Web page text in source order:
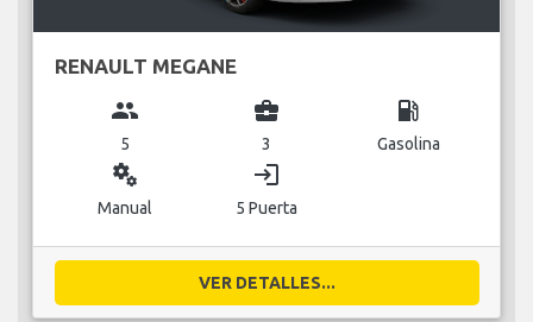
RENAULT MEGANE
group
5
business_center
3
local_gas_station
Gasolina
miscellaneous_services
Manual
login
5 Puerta
VER DETALLES...